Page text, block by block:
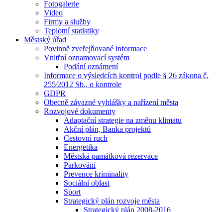
Fotogalerie
Video
Firmy a služby
Teplotní statistiky
Městský úřad
Povinně zveřejňované informace
Vnitřní oznamovací systém
Podání oznámení
Informace o výsledcích kontrol podle § 26 zákona č.
255⁄2012 Sb., o kontrole
GDPR
Obecně závazné vyhlášky a nařízení města
Rozvojové dokumenty
Adaptační strategie na změnu klimatu
Akční plán, Banka projektů
Cestovní ruch
Energetika
Městská památková rezervace
Parkování
Prevence kriminality
Sociální oblast
Sport
Strategický plán rozvoje města
Strategický plán 2008-2016